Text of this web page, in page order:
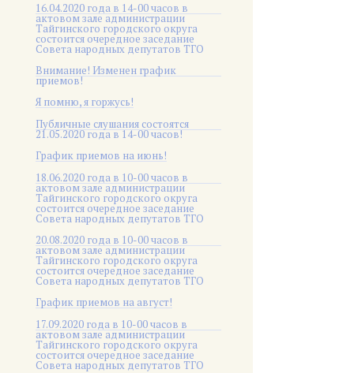
16.04.2020 года в 14-00 часов в
актовом зале администрации
Тайгинского городского округа
состоится очередное заседание
Совета народных депутатов ТГО
Внимание! Изменен график
приемов!
Я помню, я горжусь!
Публичные слушания состоятся
21.05.2020 года в 14-00 часов!
График приемов на июнь!
18.06.2020 года в 10-00 часов в
актовом зале администрации
Тайгинского городского округа
состоится очередное заседание
Совета народных депутатов ТГО
20.08.2020 года в 10-00 часов в
актовом зале администрации
Тайгинского городского округа
состоится очередное заседание
Совета народных депутатов ТГО
График приемов на август!
17.09.2020 года в 10-00 часов в
актовом зале администрации
Тайгинского городского округа
состоится очередное заседание
Совета народных депутатов ТГО